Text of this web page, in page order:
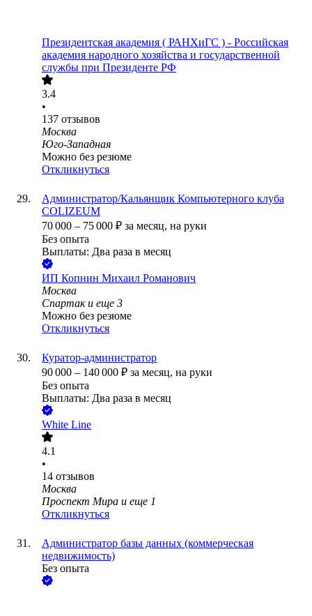
Президентская академия ( РАНХиГС ) - Российская
академия народного хозяйства и государственной
службы при Президенте РФ
3.4
•
137 отзывов
Москва
Юго-Западная
Можно без резюме
Откликнуться
Администратор/Кальянщик Компьютерного клуба
COLIZEUM
70 000 – 75 000 ₽ за месяц, на руки
Без опыта
Выплаты: Два раза в месяц
ИП Копнин Михаил Романович
Москва
Спартак и еще 3
Можно без резюме
Откликнуться
Куратор-администратор
90 000 – 140 000 ₽ за месяц, на руки
Без опыта
Выплаты: Два раза в месяц
White Line
4.1
•
14 отзывов
Москва
Проспект Мира и еще 1
Откликнуться
Администратор базы данных (коммерческая
недвижимость)
Без опыта